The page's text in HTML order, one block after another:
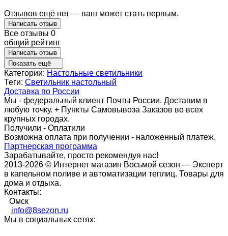
Отзывов ещё нет — ваш может стать первым.
Написать отзыв
Все отзывы 0
общий рейтинг
Написать отзыв
Показать ещё
Категории: Настольные светильники
Теги: Светильник настольный
Доставка по России
Мы - федеральный клиент Почты России. Доставим в
любую точку. + Пункты Самовывоза Заказов во всех
крупных городах.
Получили - Оплатили
Возможна оплата при получении - наложенный платеж.
Партнерская программа
Зарабатывайте, просто рекомендуя нас!
2013-2026 © Интернет магазин Восьмой сезон — Эксперт
в капельном поливе и автоматизации теплиц. Товары для
дома и отдыха.
Контакты:
Омск
info@8sezon.ru
Мы в социальных сетях: